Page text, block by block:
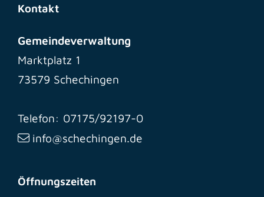
Kontakt
Gemeindeverwaltung
Marktplatz 1
73579 Schechingen
Telefon: 07175/92197-0
info@schechingen.de
Öffnungszeiten